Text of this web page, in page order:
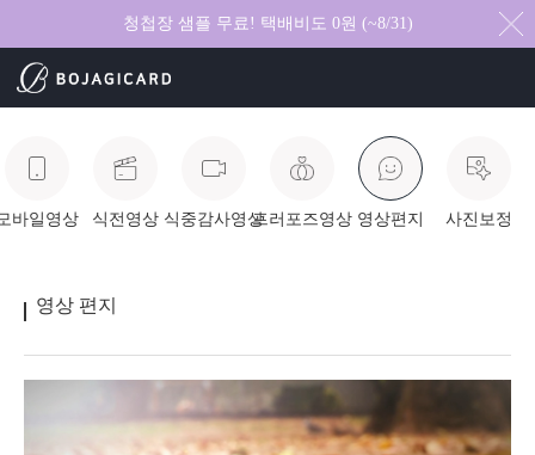
청첩장 샘플 무료! 택배비도 0원 (~8/31)
바일영상 식전영상 식중감사영상프러포즈영상 영상편지 사진보정
영상 편지